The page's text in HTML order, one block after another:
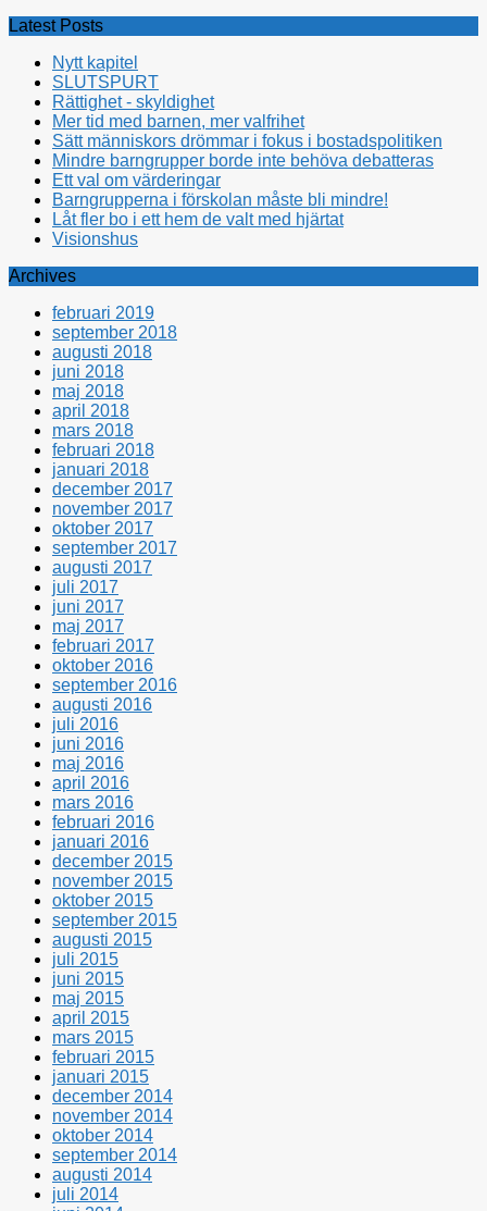
Latest Posts
Nytt kapitel
SLUTSPURT
Rättighet - skyldighet
Mer tid med barnen, mer valfrihet
Sätt människors drömmar i fokus i bostadspolitiken
Mindre barngrupper borde inte behöva debatteras
Ett val om värderingar
Barngrupperna i förskolan måste bli mindre!
Låt fler bo i ett hem de valt med hjärtat
Visionshus
Archives
februari 2019
september 2018
augusti 2018
juni 2018
maj 2018
april 2018
mars 2018
februari 2018
januari 2018
december 2017
november 2017
oktober 2017
september 2017
augusti 2017
juli 2017
juni 2017
maj 2017
februari 2017
oktober 2016
september 2016
augusti 2016
juli 2016
juni 2016
maj 2016
april 2016
mars 2016
februari 2016
januari 2016
december 2015
november 2015
oktober 2015
september 2015
augusti 2015
juli 2015
juni 2015
maj 2015
april 2015
mars 2015
februari 2015
januari 2015
december 2014
november 2014
oktober 2014
september 2014
augusti 2014
juli 2014